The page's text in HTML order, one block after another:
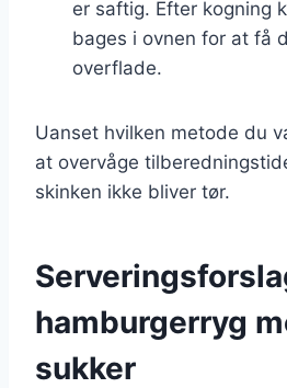
er saftig. Efter kogning
bages i ovnen for at få
overflade.
Uanset hvilken metode du
at overvåge
skinken ikke bliver tør.
hamburgerryg
sukker